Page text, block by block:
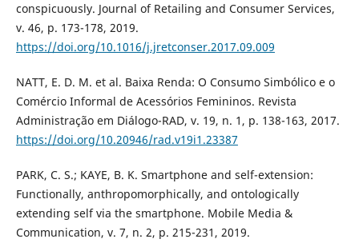
conspicuously. Journal of Retailing and Consumer Services,
v. 46, p. 173-178, 2019.
https://doi.org/10.1016/j.jretconser.2017.09.009
NATT, E. D. M. et al. Baixa Renda: O Consumo Simbólico e o
Comércio Informal de Acessórios Femininos. Revista
Administração em Diálogo-RAD, v. 19, n. 1, p. 138-163, 2017.
https://doi.org/10.20946/rad.v19i1.23387
PARK, C. S.; KAYE, B. K. Smartphone and self-extension:
Functionally, anthropomorphically, and ontologically
extending self via the smartphone. Mobile Media &
Communication, v. 7, n. 2, p. 215-231, 2019.